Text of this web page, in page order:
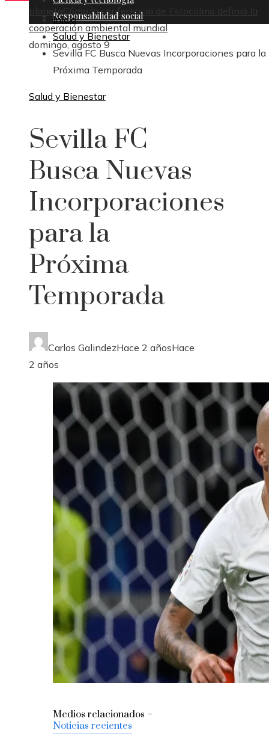
planeta
Cómo la conferencia de Estocolmo definió la
cooperación ambiental mundial
domingo, agosto 9
Responsabilidad social
Inicio
Salud y Bienestar
Sevilla FC Busca Nuevas Incorporaciones para la
Próxima Temporada
Salud y Bienestar
Sevilla FC
Busca Nuevas
Incorporaciones
para la
Próxima
Temporada
Carlos GalindezHace 2 añosHace
2 años
Medios relacionados –
Noticias recientes